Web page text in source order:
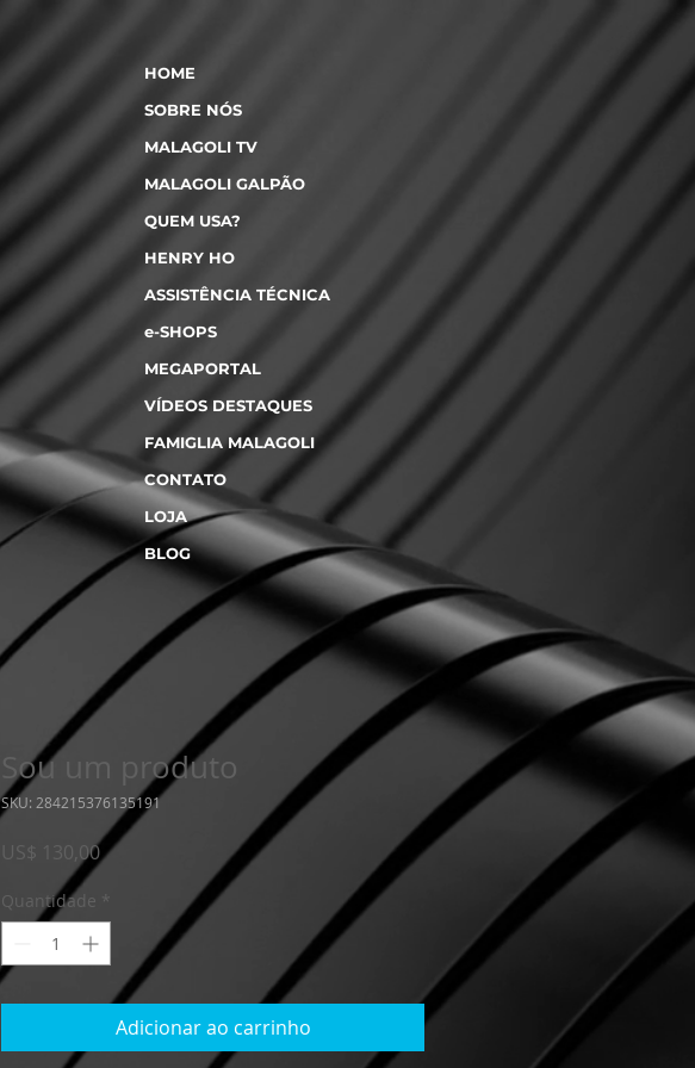
HOME
SOBRE NÓS
MALAGOLI TV
MALAGOLI GALPÃO
QUEM USA?
HENRY HO
ASSISTÊNCIA TÉCNICA
e-SHOPS
MEGAPORTAL
VÍDEOS DESTAQUES
FAMIGLIA MALAGOLI
CONTATO
LOJA
BLOG
Sou um produto
SKU: 284215376135191
US$ 130,00Preço
Quantidade *
Adicionar ao carrinho